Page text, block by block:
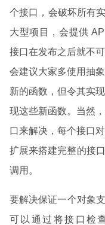
个接口，会破坏所有
大型项目，会提供
接口在发布之后就不
会建议大家多使用抽
新的函数，但令其实
现这些新函数。当然
口来解决，每个接口
扩展来搭建完整的接
调用。
要解决保证一个对象
可以通过将接口检